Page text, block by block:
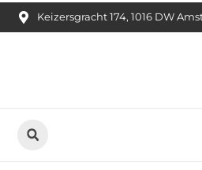
Keizersgracht 174, 1016 DW